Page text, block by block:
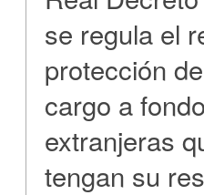
se regula el
protección
cargo a
extranjeras
tengan su